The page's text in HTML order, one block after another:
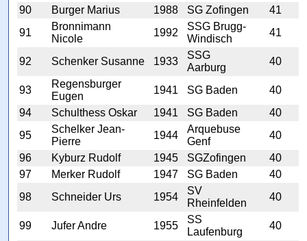
90
Burger Marius 1988 SG Zofingen
41
91
Bronnimann
Nicole
1992
SSG Brugg-
Windisch
41
92 Schenker Susanne 1933
SSG
Aarburg
40
93
Regensburger
Eugen
1941 SG Baden
40
94
Schulthess Oskar 1941 SG Baden
40
95
Schelker Jean-
Pierre
1944
Arquebuse
Genf
40
96
Kyburz Rudolf 1945 SGZofingen
40
97
Merker Rudolf 1947 SG Baden
40
98
Schneider Urs 1954
SV
Rheinfelden
40
99 Jufer Andre 1955
SS
Laufenburg
40